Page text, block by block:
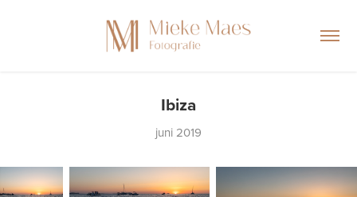
Ibiza
juni 2019